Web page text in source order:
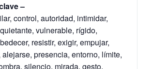
–
control, autoridad, intimidar,
vulnerable, rígido,
resistir, exigir, empujar,
presencia, entorno, límite,
silencio, mirada, gesto,